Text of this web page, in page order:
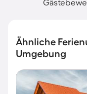
Ähnliche
Umgebung